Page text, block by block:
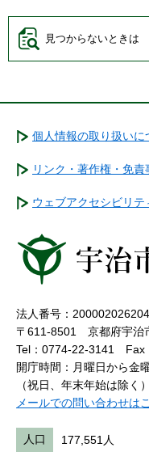
見つからないときは
個人情報の取り扱いに
リンク・著作権・免責
ウェブアクセシビリテ
法人番号：
〒611-8501 京都府宇治
Tel：0774-22-3141
Fax
開庁時間：月曜日から金
（祝日、年末年始は除く）
メールでの問い合わせは
人口 177,551人